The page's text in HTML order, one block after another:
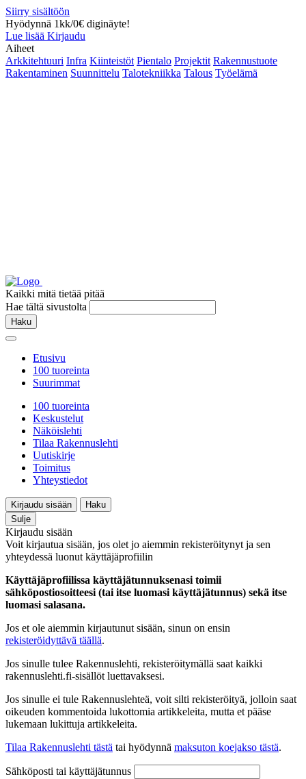
Siirry sisältöön
Hyödynnä 1kk/0€ diginäyte!
Lue lisää Kirjaudu
Aiheet
Arkkitehtuuri Infra Kiinteistöt Pientalo Projektit Rakennustuote
Rakentaminen Suunnittelu Talotekniikka Talous Työelämä
Kaikki mitä tietää pitää
Hae tältä sivustolta
Haku
Etusivu
100 tuoreinta
Suurimmat
100 tuoreinta
Keskustelut
Näköislehti
Tilaa Rakennuslehti
Uutiskirje
Toimitus
Yhteystiedot
Kirjaudu sisään
Haku
Sulje
Kirjaudu sisään
Voit kirjautua sisään, jos olet jo aiemmin rekisteröitynyt ja sen
yhteydessä luonut käyttäjäprofiilin
Käyttäjäprofiilissa käyttäjätunnuksenasi toimii
sähköpostiosoitteesi (tai itse luomasi käyttäjätunnus) sekä itse
luomasi salasana.
Jos et ole aiemmin kirjautunut sisään, sinun on ensin
rekisteröidyttävä täällä.
Jos sinulle tulee Rakennuslehti, rekisteröitymällä saat kaikki
rakennuslehti.fi-sisällöt luettavaksesi.
Jos sinulle ei tule Rakennuslehteä, voit silti rekisteröityä, jolloin saat
oikeuden kommentoida lukottomia artikkeleita, mutta et pääse
lukemaan lukittuja artikkeleita.
Tilaa Rakennuslehti tästä tai hyödynnä maksuton koejakso tästä.
Sähköposti tai käyttäjätunnus